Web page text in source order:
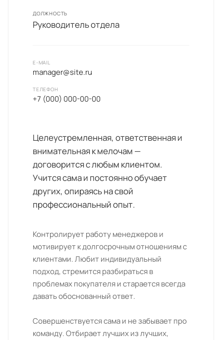
ДОЛЖНОСТЬ
Руководитель отдела
E-MAIL
manager@site.ru
ТЕЛЕФОН
+7 (000) 000-00-00
Целеустремленная, ответственная и
внимательная к мелочам —
договорится с любым клиентом.
Учится сама и постоянно обучает
других, опираясь на свой
профессиональный опыт.
Контролирует работу менеджеров и
мотивирует к долгосрочным отношениям с
клиентами. Любит индивидуальный
подход, стремится разбираться в
проблемах покупателя и старается всегда
давать обоснованный ответ.
Совершенствуется сама и не забывает про
команду. Отбирает лучших из лучших,